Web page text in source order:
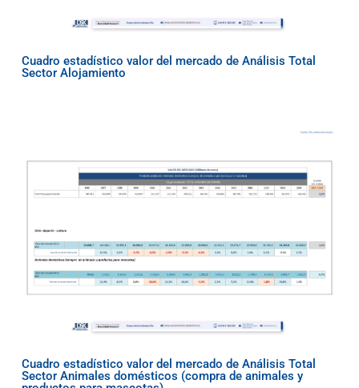
Cuadro estadístico valor del mercado de Análisis Total
Sector Alojamiento
Cuadro estadístico valor del mercado de Análisis Total
Sector Animales domésticos (compra de animales y